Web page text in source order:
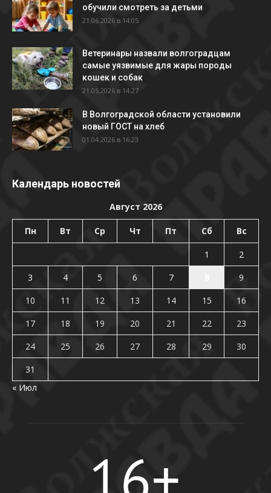
обучили смотреть за детьми
21.06.2026 в 14:05
Ветеринары назвали волгоградцам
самые уязвимые для жары породы
кошек и собак
21.05.2026 в 14:27
В Волгоградской области установили
новый ГОСТ на хлеб
01.04.2026 в 16:23
Календарь новостей
Август 2026
Пн Вт Ср Чт Пт Сб Вс
1
2
3
4 5 6 7
9
10
11 12 13 14 15
16
17
18 19 20 21 22
23
24
25 26 27 28 29
30
31
« Июл